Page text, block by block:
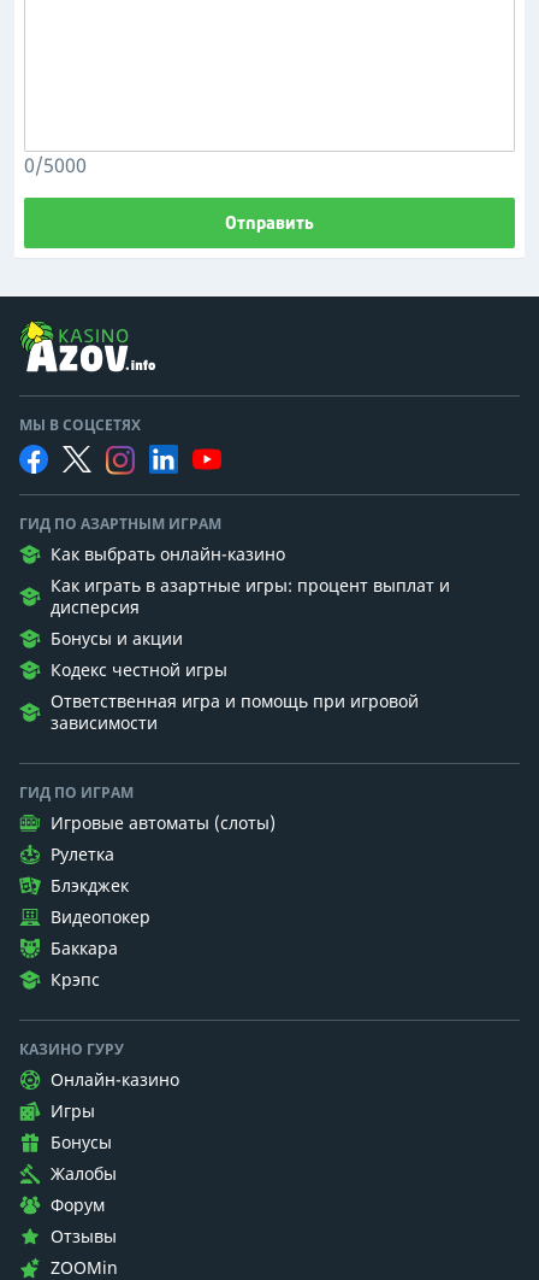
0/5000
Отправить
МЫ В СОЦСЕТЯХ
ГИД ПО АЗАРТНЫМ ИГРАМ
Как выбрать онлайн-казино
Как играть в азартные игры: процент выплат и
дисперсия
Бонусы и акции
Кодекс честной игры
Ответственная игра и помощь при игровой
зависимости
ГИД ПО ИГРАМ
Игровые автоматы (слоты)
Рулетка
Блэкджек
Видеопокер
Баккара
Крэпс
КАЗИНО ГУРУ
Онлайн-казино
Игры
Бонусы
Жалобы
Форум
Отзывы
ZOOMin